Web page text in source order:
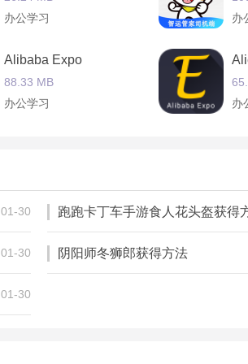
办公学习
办
Alibaba Expo
88.33 MB
办公学习
办
办公学习
办
01-30 跑跑卡丁车手游食人花头盔获得
01-30 阴阳师冬狮郎获得方法
01-30